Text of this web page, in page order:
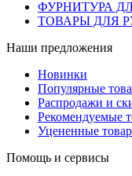
ФУРНИТУРА
ТОВАРЫ ДЛЯ
Наши предложения
Новинки
Популярные
Распродажи и
Рекомендуемые
Уцененные
Помощь и сервисы